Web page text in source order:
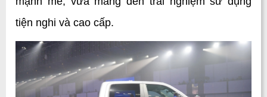
tiện nghi và cao cấp.